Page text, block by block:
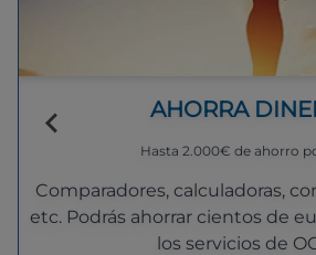
AHORRA
Hasta 2.000€ de ahorro
Comparadores, calculadoras,
etc. Podrás ahorrar cientos de
los servicios de